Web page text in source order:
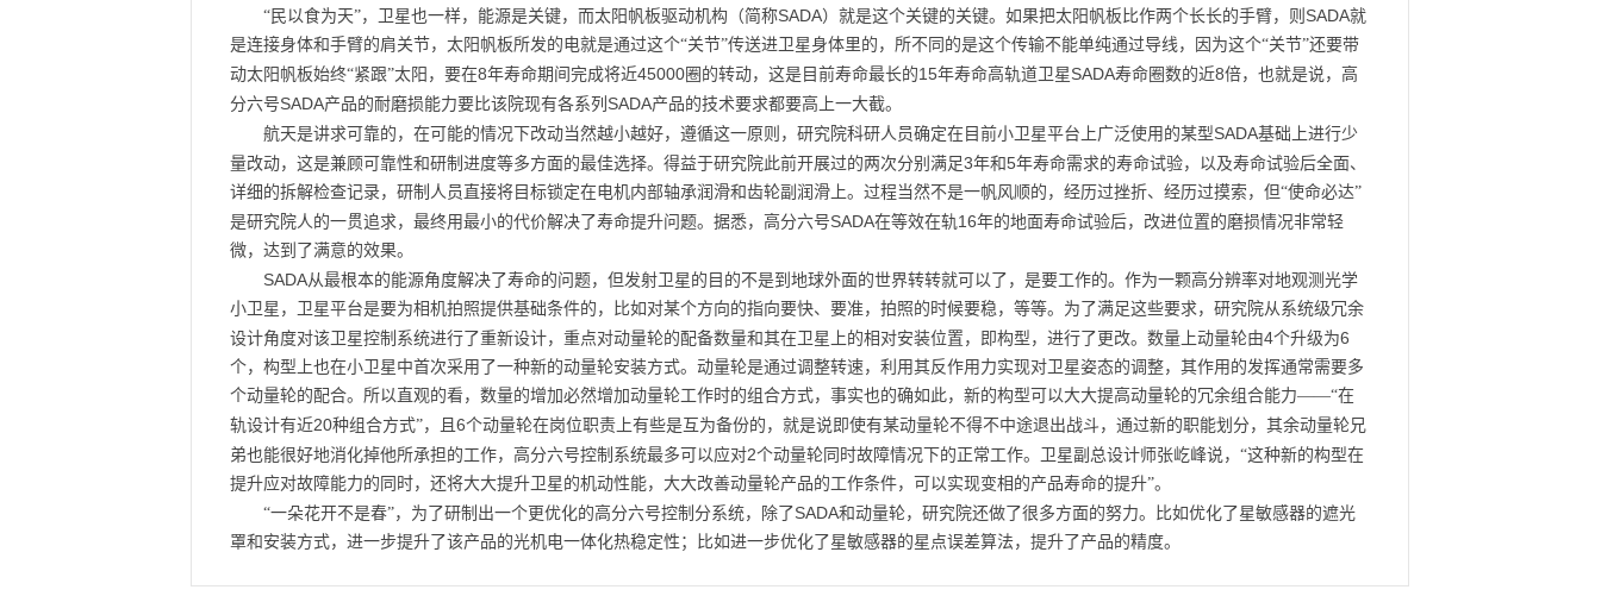
“民以食为天”，卫星也一样，能源是关键，而太阳帆板驱动机构（简称SADA）就是这个关键的关键。如果把太阳帆板比作两个长长的手臂，则 SADA就
是连接身体和手臂的肩关节，太阳帆板所发的电就是通过这个“关节”传送进卫星身体里的，所不同的是这个传输不能单纯通过导线，因为这个“关节”还要带
动太阳帆板始终“紧跟”太阳，要在8年寿命期间完成将近45000圈的转动，这是目前寿命最长的15年寿命高轨道卫星SADA寿命圈数的近8倍，也就是说，高
分六号SADA产品的耐磨损能力要比该院现有各系列 SADA产品的技术要求都要高上一大截。
航天是讲求可靠的，在可能的情况下改动当然越小越好，遵循这一原则，研究院科研人员确定在目前小卫星平台上广泛使用的某型SADA基础上进行少
量改动，这是兼顾可靠性和研制进度等多方面的最佳选择。得益于研究院此前开展过的两次分别满足3年和5年寿命需求的寿命试验，以及寿命试验后全面、
详细的拆解检查记录，研制人员直接将目标锁定在电机内部轴承润滑和齿轮副润滑上。过程当然不是一帆风顺的，经历过挫折、经历过摸索，但“使命必达”
是研究院人的一贯追求，最终用最小的代价解决了寿命提升问题。据悉，高分六号SADA在等效在轨16年的地面寿命试验后，改进位置的磨损情况非常轻
微，达到了满意的效果。
SADA从最根本的能源角度解决了寿命的问题，但发射卫星的目的不是到地球外面的世界转转就可以了，是要工作的。作为一颗高分辨率对地观测光学
小卫星，卫星平台是要为相机拍照提供基础条件的，比如对某个方向的指向要快、要准，拍照的时候要稳，等等。为了满足这些要求，研究院从系统级冗余
设计角度对该卫星控制系统进行了重新设计，重点对动量轮的配备数量和其在卫星上的相对安装位置，即构型，进行了更改。数量上动量轮由4个升级为6
个，构型上也在小卫星中首次采用了一种新的动量轮安装方式。动量轮是通过调整转速，利用其反作用力实现对卫星姿态的调整，其作用的发挥通常需要多
个动量轮的配合。所以直观的看，数量的增加必然增加动量轮工作时的组合方式，事实也的确如此，新的构型可以大大提高动量轮的冗余组合能力——“在
轨设计有近20种组合方式”，且 6个动量轮在岗位职责上有些是互为备份的，就是说即使有某动量轮不得不中途退出战斗，通过新的职能划分，其余动量轮兄
弟也能很好地消化掉他所承担的工作，高分六号控制系统最多可以应对2个动量轮同时故障情况下的正常工作。卫星副总设计师张屹峰说，“这种新的构型在
提升应对故障能力的同时，还将大大提升卫星的机动性能，大大改善动量轮产品的工作条件，可以实现变相的产品寿命的提升”。
“一朵花开不是春”，为了研制出一个更优化的高分六号控制分系统，除了 SADA和动量轮，研究院还做了很多方面的努力。比如优化了星敏感器的遮光
罩和安装方式，进一步提升了该产品的光机电一体化热稳定性；比如进一步优化了星敏感器的星点误差算法，提升了产品的精度。